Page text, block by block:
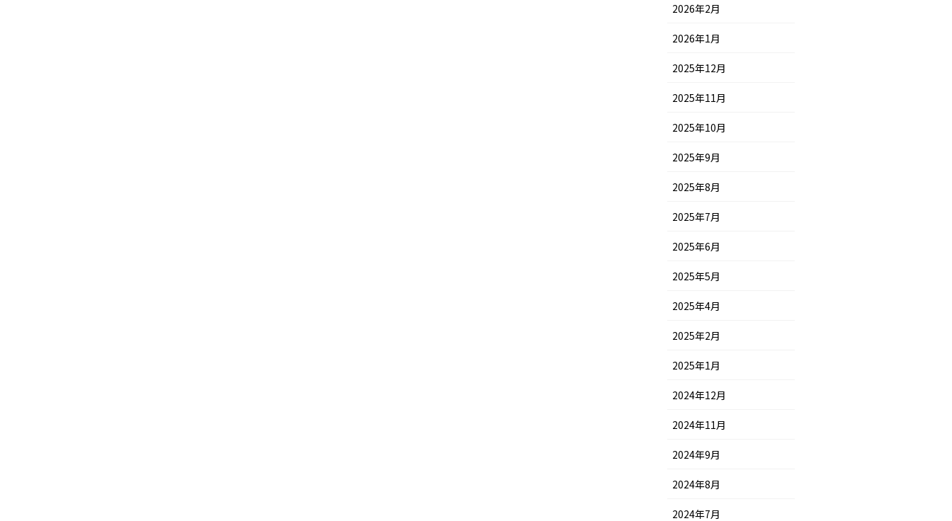
2026年2月
2026年1月
2025年12月
2025年11月
2025年10月
2025年9月
2025年8月
2025年7月
2025年6月
2025年5月
2025年4月
2025年2月
2025年1月
2024年12月
2024年11月
2024年9月
2024年8月
2024年7月